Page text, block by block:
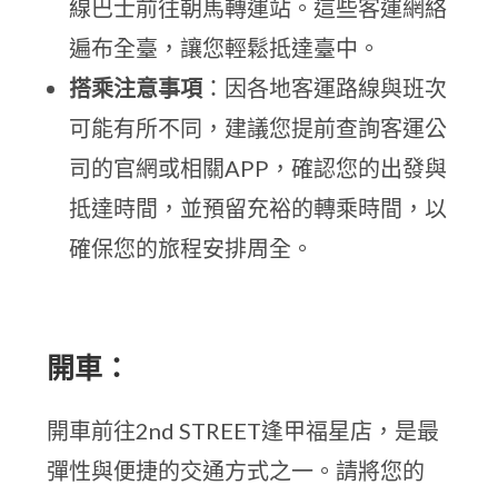
線巴士前往朝馬轉運站。這些客運網絡
遍布全臺，讓您輕鬆抵達臺中。
搭乘注意事項 ：因各地客運路線與班次
可能有所不同，建議您提前查詢客運公
司的官網或相關APP，確認您的出發與
抵達時間，並預留充裕的轉乘時間，以
確保您的旅程安排周全。
開車：
開車前往2nd STREET逢甲福星店，是最
彈性與便捷的交通方式之一。請將您的